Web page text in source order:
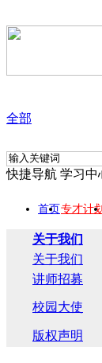
全部
快捷导航 学习中
首页专才计划
关于我们
关于我们
讲师招募
校园大使
版权声明